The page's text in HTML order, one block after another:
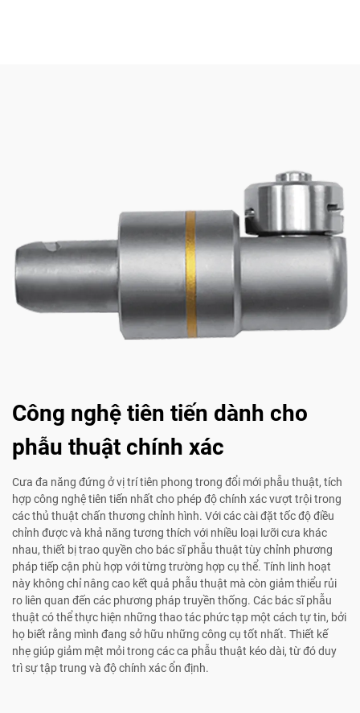
Công nghệ tiên tiến dành cho
phẫu thuật chính xác
Cưa đa năng đứng ở vị trí tiên phong trong đổi mới phẫu thuật, tích
hợp công nghệ tiên tiến nhất cho phép độ chính xác vượt trội trong
các thủ thuật chấn thương chỉnh hình. Với các cài đặt tốc độ điều
chỉnh được và khả năng tương thích với nhiều loại lưỡi cưa khác
nhau, thiết bị trao quyền cho bác sĩ phẫu thuật tùy chỉnh phương
pháp tiếp cận phù hợp với từng trường hợp cụ thể. Tính linh hoạt
này không chỉ nâng cao kết quả phẫu thuật mà còn giảm thiểu rủi
ro liên quan đến các phương pháp truyền thống. Các bác sĩ phẫu
thuật có thể thực hiện những thao tác phức tạp một cách tự tin, bởi
họ biết rằng mình đang sở hữu những công cụ tốt nhất. Thiết kế
nhẹ giúp giảm mệt mỏi trong các ca phẫu thuật kéo dài, từ đó duy
trì sự tập trung và độ chính xác ổn định.